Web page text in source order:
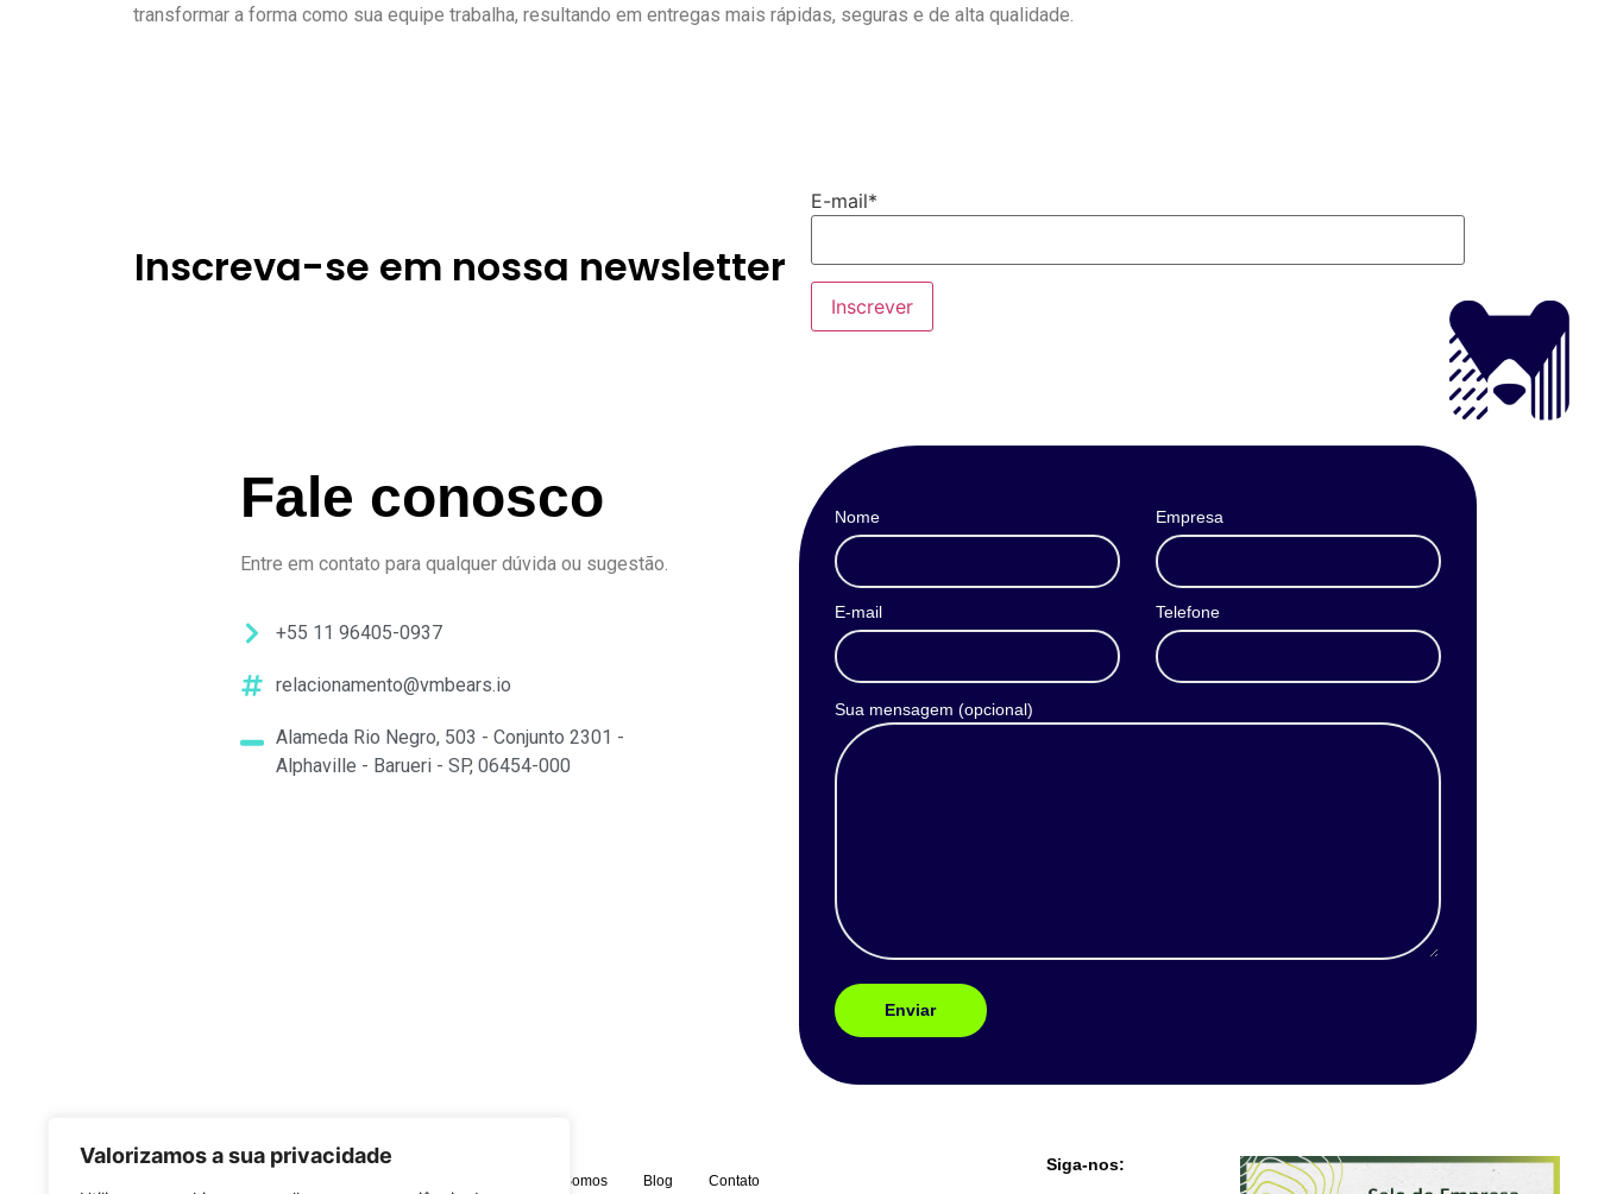
Valorizamos a sua privacidade
transformar a forma como sua equipe trabalha, resultando em entregas mais rápidas, seguras e de alta qualidade.
Inscreva-se em nossa newsletter
E-mail*
Fale conosco
Entre em contato para qualquer dúvida ou sugestão.
+55 11 96405-0937
relacionamento@vmbears.io
Alameda Rio Negro, 503 - Conjunto 2301 -
Alphaville - Barueri - SP, 06454-000
Nome Empresa
E-mail Telefone
Sua mensagem (opcional)
Quem Somos Blog Contato
Siga-nos: